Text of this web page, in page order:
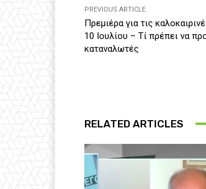
PREVIOUS ARTICLE
Πρεμιέρα για τις
10 Ιουλίου – Τί πρέπει να
καταναλωτές
RELATED ARTICLES